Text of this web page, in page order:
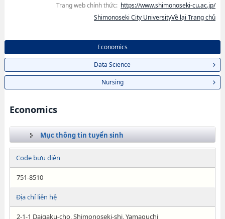
Trang web chính thức: https://www.shimonoseki-cu.ac.jp/
Shimonoseki City UniversityVề lại Trang chủ
Economics
Data Science
Nursing
Economics
Mục thông tin tuyển sinh
Code bưu điện
751-8510
Địa chỉ liên hệ
2-1-1 Daigaku-cho, Shimonoseki-shi, Yamaguchi